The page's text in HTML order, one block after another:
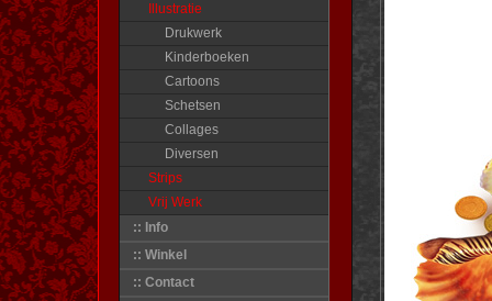
Illustratie
Drukwerk
Kinderboeken
Cartoons
Schetsen
Collages
Diversen
Strips
Vrij Werk
:: Info
:: Winkel
:: Contact